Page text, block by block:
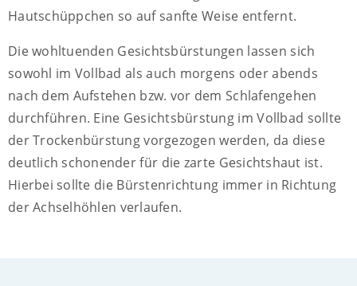
Hautschüppchen so auf sanfte Weise entfernt.
Die wohltuenden Gesichtsbürstungen lassen sich
sowohl im Vollbad als auch morgens oder abends
nach dem Aufstehen bzw. vor dem Schlafengehen
durchführen. Eine Gesichtsbürstung im Vollbad sollte
der Trockenbürstung vorgezogen werden, da diese
deutlich schonender für die zarte Gesichtshaut ist.
Hierbei sollte die Bürstenrichtung immer in Richtung
der Achselhöhlen verlaufen.